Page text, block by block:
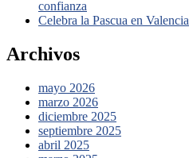
confianza
Celebra la Pascua en Valencia
Archivos
mayo 2026
marzo 2026
diciembre 2025
septiembre 2025
abril 2025